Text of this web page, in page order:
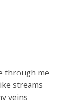
through me
streams
veins